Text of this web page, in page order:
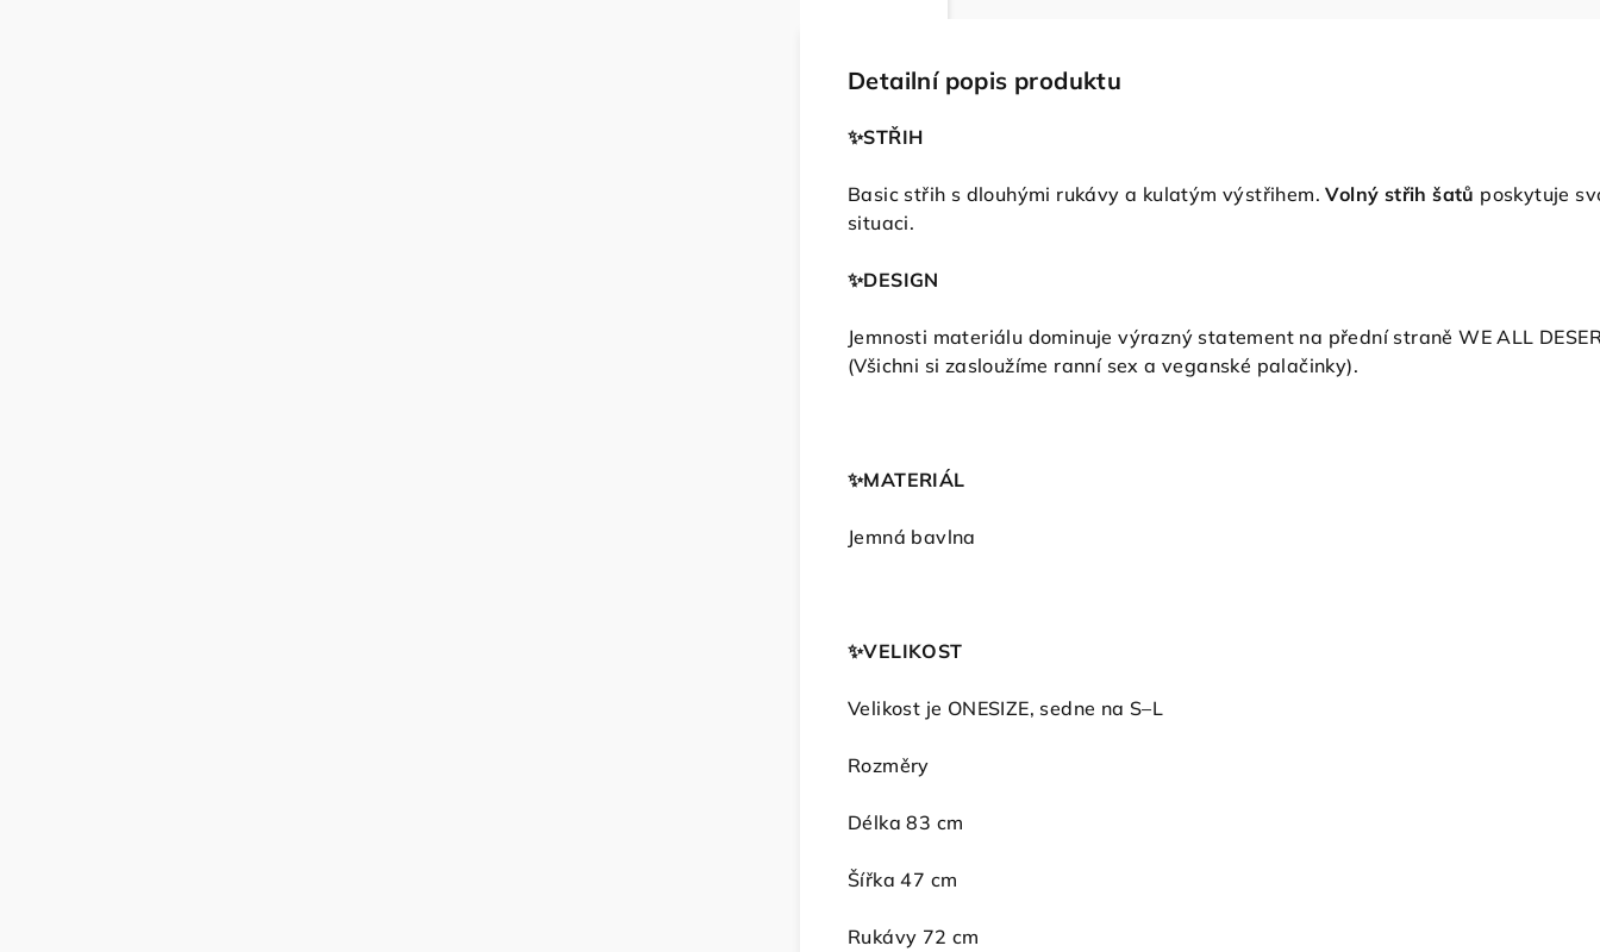
Detailní popis produktu
✨️STŘIH
Basic střih s dlouhými rukávy a kulatým výstřihem.Volný střih šatů poskytuje
situaci.
✨️DESIGN
Jemnosti materiálu dominuje výrazný statement na přední straně WE ALL
(Všichni si zasloužíme ranní sex a veganské palačinky).
✨️MATERIÁL
Jemná bavlna
✨️VELIKOST
Velikost je ONESIZE, sedne na S–L
Rozměry
Délka 83 cm
Šířka 47 cm
Rukávy 72 cm